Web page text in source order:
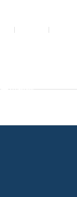
報 商店
年里程碑